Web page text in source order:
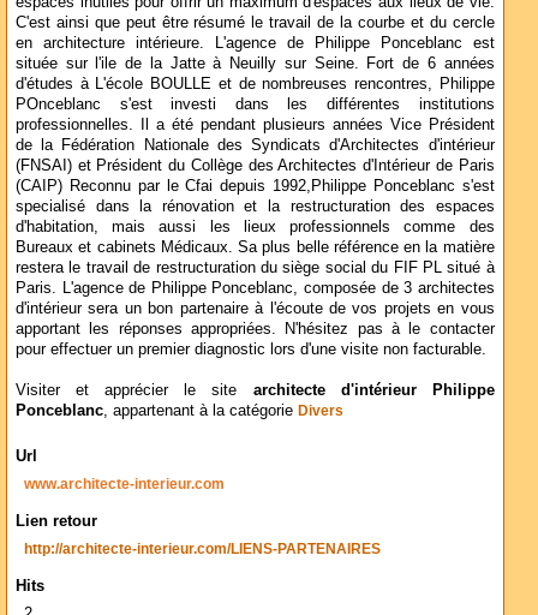
C'est ainsi que peut être résumé le travail de la courbe et du cercle
en architecture intérieure. L'agence de Philippe Ponceblanc est
située sur l'ile de la Jatte à Neuilly sur Seine. Fort de 6 années
d'études à L'école BOULLE et de nombreuses rencontres, Philippe
POnceblanc s'est investi dans les différentes institutions
professionnelles. Il a été pendant plusieurs années Vice Président
de la Fédération Nationale des Syndicats d'Architectes d'intérieur
(FNSAI) et Président du Collège des Architectes d'Intérieur de Paris
(CAIP) Reconnu par le Cfai depuis 1992,Philippe Ponceblanc s'est
specialisé dans la rénovation et la restructuration des espaces
d'habitation, mais aussi les lieux professionnels comme des
Bureaux et cabinets Médicaux. Sa plus belle référence en la matière
restera le travail de restructuration du siège social du FIF PL situé à
Paris. L'agence de Philippe Ponceblanc, composée de 3 architectes
d'intérieur sera un bon partenaire à l'écoute de vos projets en vous
apportant les réponses appropriées. N'hésitez pas à le contacter
pour effectuer un premier diagnostic lors d'une visite non facturable.
Visiter et apprécier le site architecte d'intérieur Philippe
Ponceblanc, appartenant à la catégorie Divers
Url
www.architecte-interieur.com
Lien retour
http://architecte-interieur.com/LIENS-PARTENAIRES
Hits